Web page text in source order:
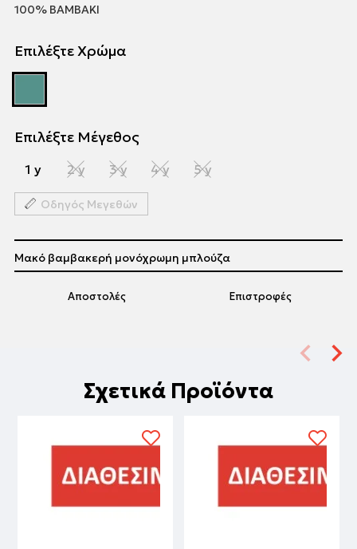
100% ΒΑΜΒΑΚΙ
Επιλέξτε Χρώμα
Επιλέξτε Μέγεθος
1 y 2 y 3 y 4 y 5 y
Οδηγός Μεγεθών
Αποστολές Επιστροφές
Μακό βαμβακερή μονόχρωμη μπλούζα
Σχετικά Προϊόντα